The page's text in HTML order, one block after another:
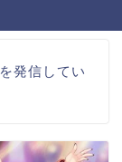
発信してい